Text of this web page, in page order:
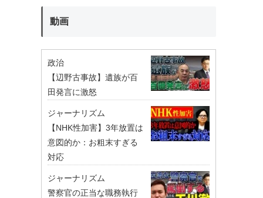
動画
政治
【辺野古事故】遺族が百
田発言に激怒
ジャーナリズム
【NHK性加害】3年放置は
意図的か：お粗末すぎる
対応
ジャーナリズム
警察官の正当な職務執行